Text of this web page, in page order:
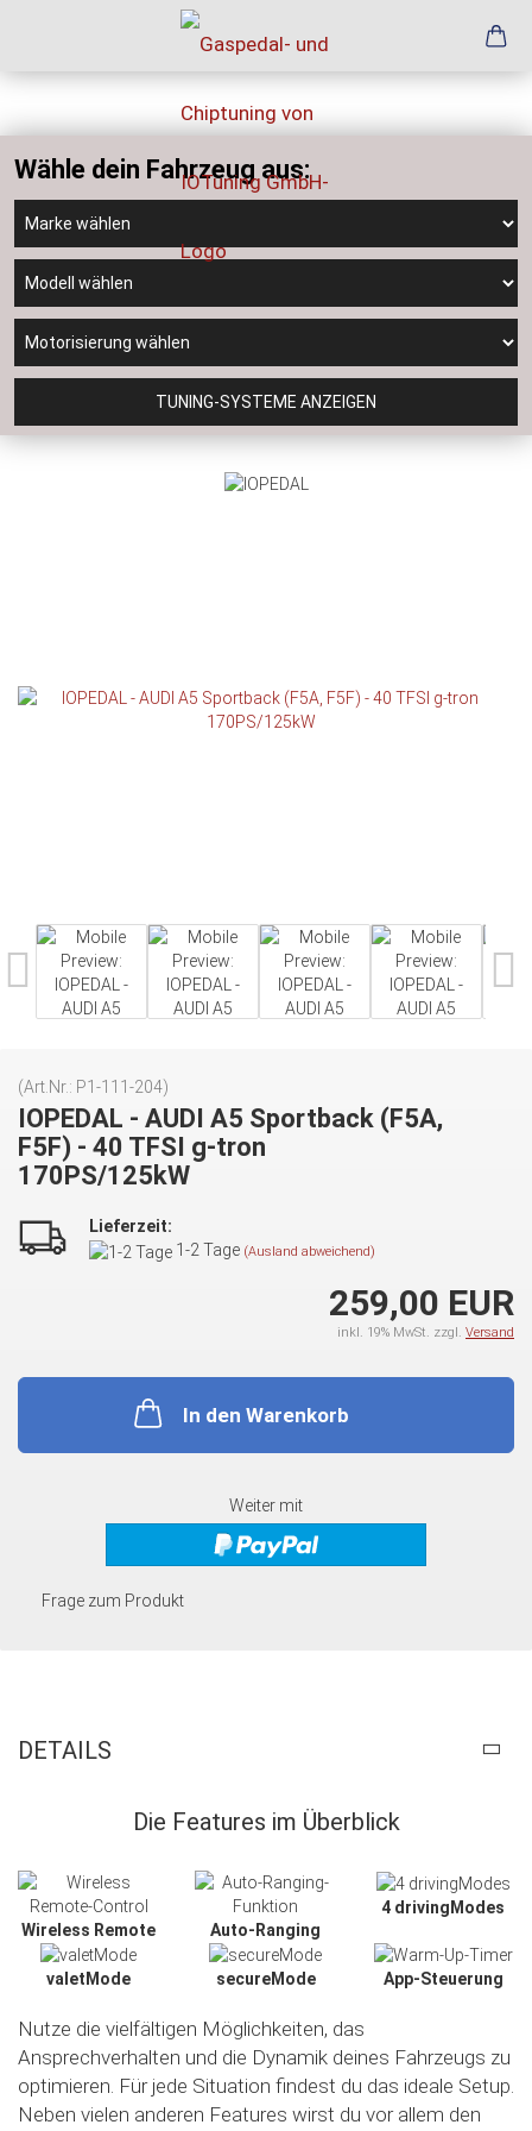
Wähle dein Fahrzeug aus:
TUNING-SYSTEME ANZEIGEN
(Art.Nr.: P1-111-204)
IOPEDAL - AUDI A5 Sportback (F5A,
F5F) - 40 TFSI g-tron
170PS/125kW
Lieferzeit:
1-2 Tage (Ausland abweichend)
259,00 EUR
inkl. 19% MwSt. zzgl. Versand
In den Warenkorb
Weiter mit
Frage zum Produkt
DETAILS
Die Features im Überblick
Wireless Remote Auto-Ranging
4 drivingModes
valetMode secureMode App-Steuerung
Nutze die vielfältigen Möglichkeiten, das
Ansprechverhalten und die Dynamik deines Fahrzeugs zu
optimieren. Für jede Situation findest du das ideale Setup.
Neben vielen anderen Features wirst du vor allem den